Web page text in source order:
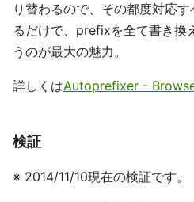
り替わるので、その都度対応
るだけで、prefixを全て書き換
うのが最大の魅力。
詳しくはAutoprefixer -
検証
※ 2014/11/10現在の検証です。